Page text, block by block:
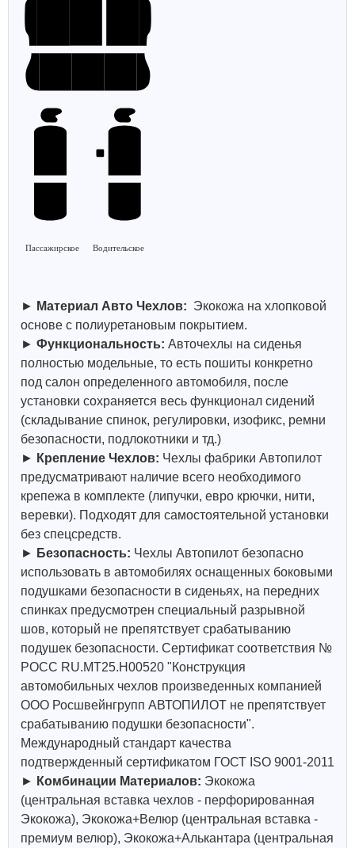
Пассажирское Водительское
► Материал Авто Чехлов: Экокожа на хлопковой
основе с полиуретановым покрытием.
► Функциональность: Авточехлы на сиденья
полностью модельные, то есть пошиты конкретно
под салон определенного автомобиля, после
установки сохраняется весь функционал сидений
(складывание спинок, регулировки, изофикс, ремни
безопасности, подлокотники и тд.)
► Крепление Чехлов: Чехлы фабрики Автопилот
предусматривают наличие всего необходимого
крепежа в комплекте (липучки, евро крючки, нити,
веревки). Подходят для самостоятельной установки
без спецсредств.
► Безопасность: Чехлы Автопилот безопасно
использовать в автомобилях оснащенных боковыми
подушками безопасности в сиденьях, на передних
спинках предусмотрен специальный разрывной
шов, который не препятствует срабатыванию
подушек безопасности. Сертификат соответствия №
РОСС RU.МТ25.Н00520 "Конструкция
автомобильных чехлов произведенных компанией
ООО Росшвейнгрупп АВТОПИЛОТ не препятствует
срабатыванию подушки безопасности".
Международный стандарт качества
подтвержденный сертификатом ГОСТ ISO 9001-2011
► Комбинации Материалов: Экокожа
(центральная вставка чехлов - перфорированная
Экокожа), Экокожа+Велюр (центральная вставка -
премиум велюр), Экокожа+Алькантара (центральная